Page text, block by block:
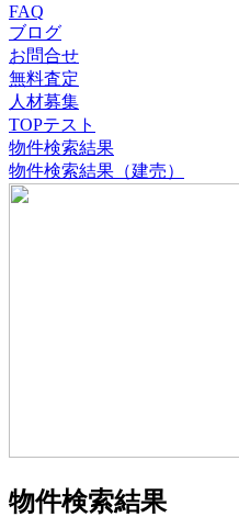
FAQ
ブログ
お問合せ
無料査定
人材募集
TOPテスト
物件検索結果
物件検索結果（建売）
物件検索結果